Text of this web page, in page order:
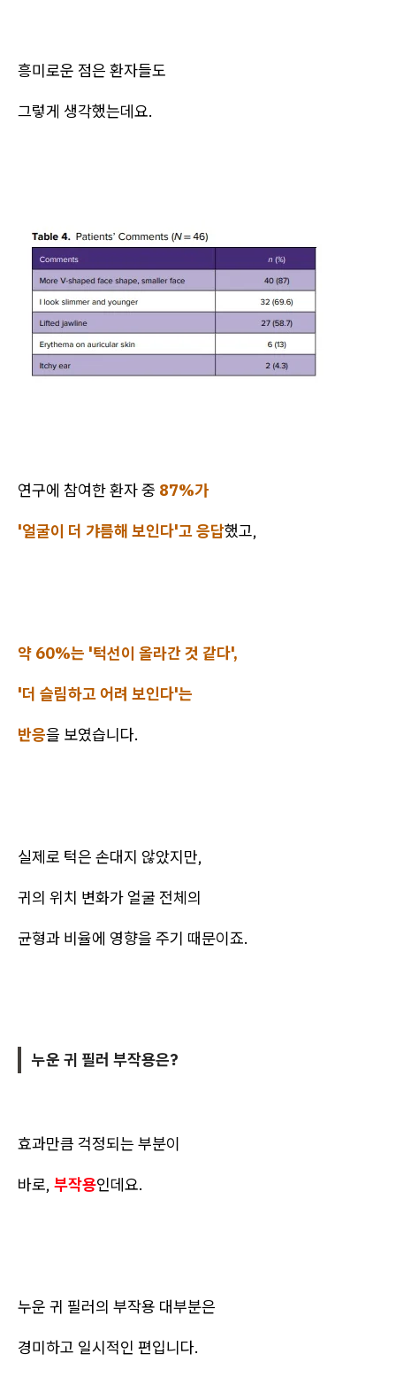
흥미로운 점은 환자들도
그렇게 생각했는데요.
연구에 참여한 환자 중 87%가
'얼굴이 더 갸름해 보인다'고 응답했고,
약 60%는 '턱선이 올라간 것 같다',
'더 슬림하고 어려 보인다'는
반응을 보였습니다.
실제로 턱은 손대지 않았지만,
귀의 위치 변화가 얼굴 전체의
균형과 비율에 영향을 주기 때문이죠.
누운 귀 필러 부작용은?
효과만큼 걱정되는 부분이
바로, 부작용인데요.
누운 귀 필러의 부작용 대부분은
경미하고 일시적인 편입니다.